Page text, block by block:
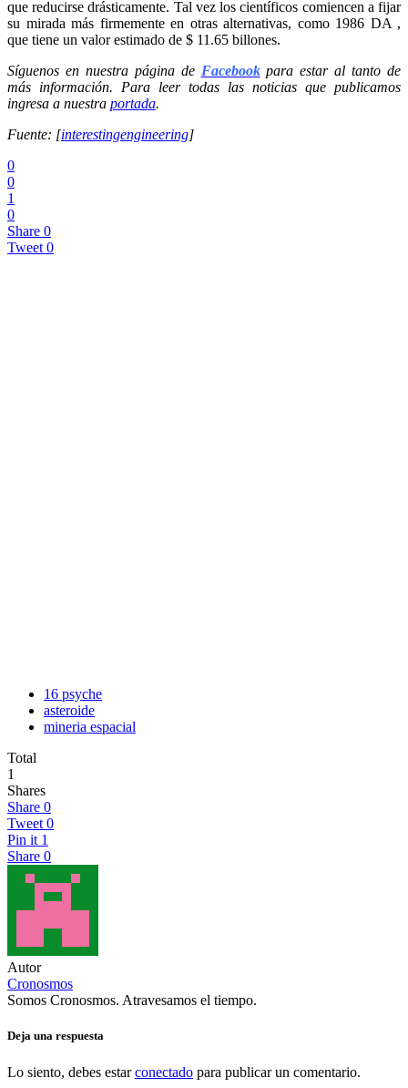
que reducirse drásticamente. Tal vez los científicos comiencen a fijar
su mirada más firmemente en otras alternativas, como 1986 DA ,
que tiene un valor estimado de $ 11.65 billones.
Síguenos en nuestra página de Facebookpara estar al tanto de
más información. Para leer todas las noticias que publicamos
ingresa a nuestra portada.
Fuente: [interestingengineering]
0
0
1
0
Share 0
Tweet 0
16 psyche
asteroide
mineria espacial
Total
1
Shares
Share 0
Tweet 0
Pin it 1
Share 0
Autor
Cronosmos
Somos Cronosmos. Atravesamos el tiempo.
Deja una respuesta
Lo siento, debes estarconectado para publicar un comentario.